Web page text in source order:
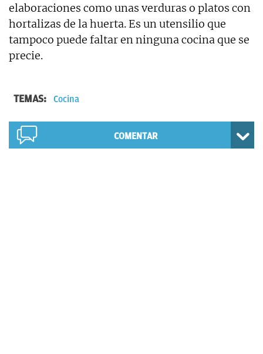
elaboraciones como unas verduras o platos con
hortalizas de la huerta. Es un utensilio que
tampoco puede faltar en ninguna cocina que se
precie.
TEMAS: Cocina
COMENTAR